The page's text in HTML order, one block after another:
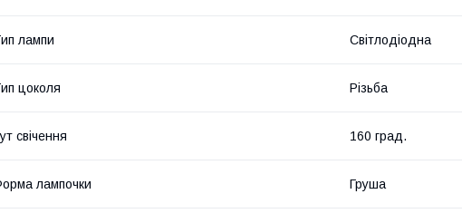
лампи Світлодіодна
цоколя Різьба
свічення 160 град.
лампочки Груша